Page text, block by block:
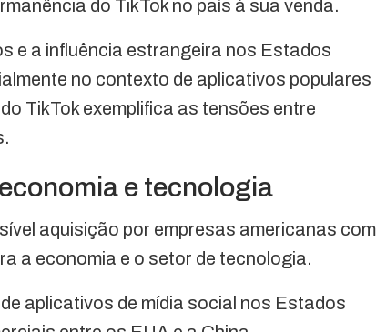
do TikTok no país à sua venda.
e a influência estrangeira nos Estados
no contexto de aplicativos populares
TikTok exemplifica as tensões entre
e tecnologia
aquisição por empresas americanas
a economia e o setor de tecnologia.
aplicativos de mídia social nos Estados